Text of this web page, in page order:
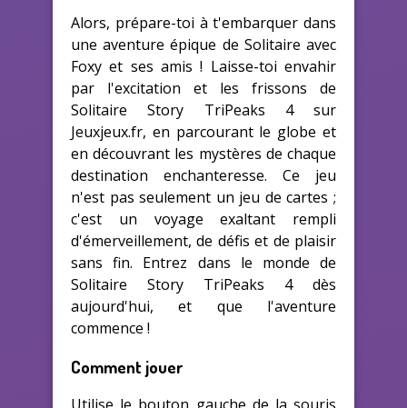
Alors, prépare-toi à t'embarquer dans
une aventure épique de Solitaire avec
Foxy et ses amis ! Laisse-toi envahir
par l'excitation et les frissons de
Solitaire Story TriPeaks 4 sur
Jeuxjeux.fr, en parcourant le globe et
en découvrant les mystères de chaque
destination enchanteresse. Ce jeu
n'est pas seulement un jeu de cartes ;
c'est un voyage exaltant rempli
d'émerveillement, de défis et de plaisir
sans fin. Entrez dans le monde de
Solitaire Story TriPeaks 4 dès
aujourd'hui, et que l'aventure
commence !
Comment jouer